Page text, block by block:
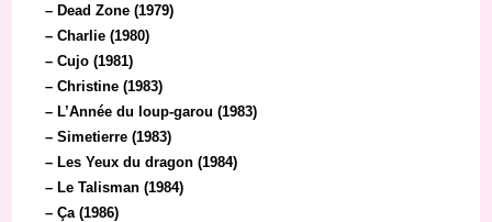
– Dead Zone (1979)
– Charlie (1980)
– Cujo (1981)
– Christine (1983)
– L’Année du loup-garou (1983)
– Simetierre (1983)
– Les Yeux du dragon (1984)
– Le Talisman (1984)
– Ça (1986)